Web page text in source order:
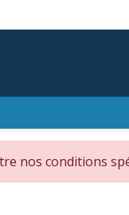
nos conditions